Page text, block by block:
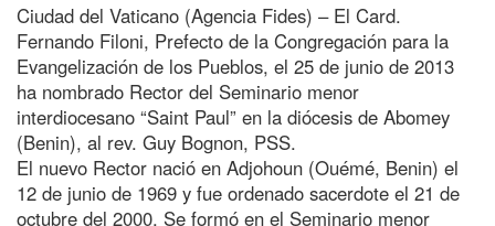
Ciudad del Vaticano (Agencia Fides) – El Card.
Fernando Filoni, Prefecto de la Congregación para la
Evangelización de los Pueblos, el 25 de junio de 2013
ha nombrado Rector del Seminario menor
interdiocesano “Saint Paul” en la diócesis de Abomey
(Benin), al rev. Guy Bognon, PSS.
El nuevo Rector nació en Adjohoun (Ouémé, Benin) el
12 de junio de 1969 y fue ordenado sacerdote el 21 de
octubre del 2000. Se formó en el Seminario menor